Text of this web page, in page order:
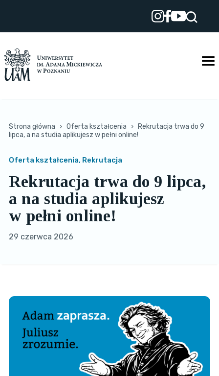
Strona główna › Oferta kształcenia ›
Rekrutacja trwa do 9
lipca, a na studia aplikujesz w pełni online!
Oferta kształcenia, Rekrutacja
Rekrutacja trwa do 9 lipca,
a na studia aplikujesz
w pełni online!
29 czerwca 2026